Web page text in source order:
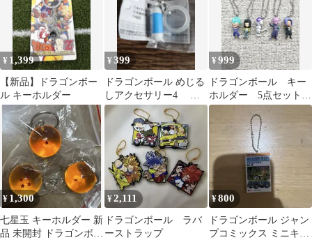
¥ 1,399
【新品】ドラゴンボー
ル キーホルダー
¥399
ドラゴンボール めじる
しアクセサリー4 ホ
イポイカプセル
¥999
ドラゴンボール キー
ホルダー 5点セット
ボールチェーン
¥ 1,300
七星玉 キーホルダー 新
品 未開封 ドラゴンボー
¥2,111
ドラゴンボール ラバ
ーストラップ
¥800
ドラゴンボール ジャン
プコミックス ミニキー